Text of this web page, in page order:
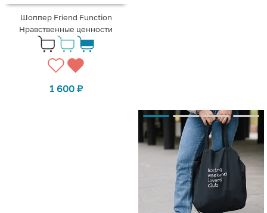
Шоппер Friend Function
Нравственные ценности
1 600 ₽